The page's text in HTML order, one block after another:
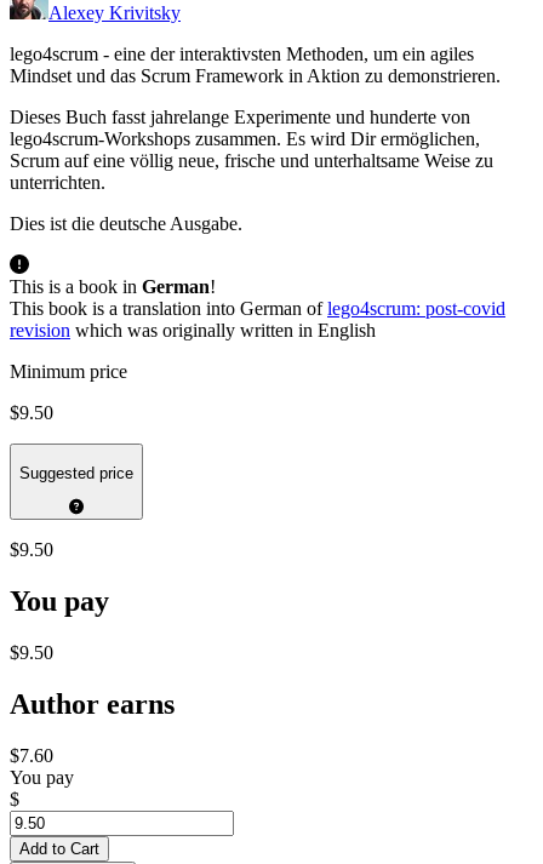
Alexey Krivitsky
lego4scrum - eine der interaktivsten Methoden, um ein agiles
Mindset und das Scrum Framework in Aktion zu demonstrieren.
Dieses Buch fasst jahrelange Experimente und hunderte von
lego4scrum-Workshops zusammen. Es wird Dir ermöglichen,
Scrum auf eine völlig neue, frische und unterhaltsame Weise zu
unterrichten.
Dies ist die deutsche Ausgabe.
This is a book in German!
This book is a translation into German oflego4scrum: post-covid
revision which was originally written in English
Minimum price
$9.50
Suggested price
$9.50
You pay
$9.50
Author earns
$7.60
You pay
$
Add to Cart